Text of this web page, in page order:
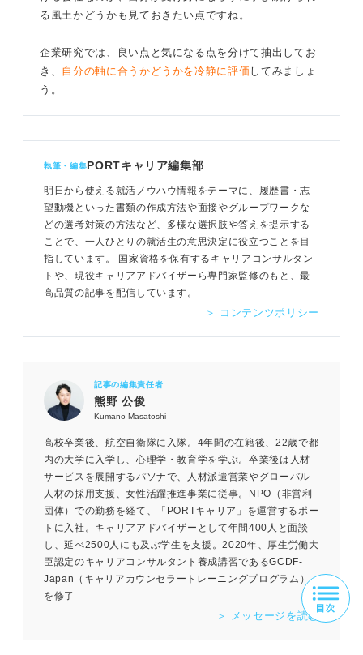
る風土かどうかも見ておきたい点ですね。
企業研究では、良い点と気になる点を分けて抽出してお
き、 自分の軸に合うかどうかを冷静に評価 してみましょ
う。
執筆・編集PORTキャリア編集部
明日から使える就活ノウハウ情報をテーマに、履歴書・志
望動機といった書類の作成方法や面接やグループワークな
どの選考対策の方法など、多様な選択肢や答えを提示する
ことで、一人ひとりの就活生の意思決定に役立つことを目
指しています。 国家資格を保有するキャリアコンサルタン
トや、現役キャリアアドバイザーら専門家監修のもと、最
高品質の記事を配信しています。
＞ コンテンツポリシー
記事の編集責任者
熊野 公俊
Kumano Masatoshi
高校卒業後、航空自衛隊に入隊。4年間の在籍後、22歳で都
内の大学に入学し、心理学・教育学を学ぶ。卒業後は人材
サービスを展開するパソナで、人材派遣営業やグローバル
人材の採用支援、女性活躍推進事業に従事。NPO（非営利
団体）での勤務を経て、「PORTキャリア」を運営するポー
トに入社。キャリアアドバイザーとして年間400人と面談
し、延べ2500人にも及ぶ学生を支援。2020年、厚生労働大
臣認定のキャリアコンサルタント養成講習であるGCDF-
Japan（キャリアカウンセラートレーニングプログラム）
を修了
＞ メッセージを読む